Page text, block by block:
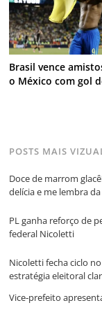
Brasil vence
o México com gol
POSTS MAIS
Doce de marrom
delícia e me lembra
PL ganha reforço de
federal Nicoletti
Nicoletti fecha ciclo
estratégia eleitoral
Vice‑prefeito